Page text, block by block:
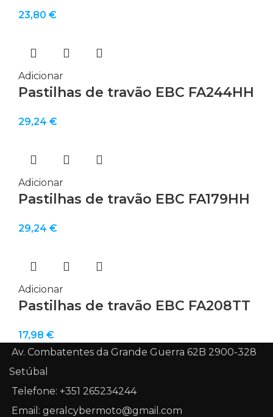
23,80 €
Adicionar
Pastilhas de travão EBC FA244HH
29,24 €
Adicionar
Pastilhas de travão EBC FA179HH
29,24 €
Adicionar
Pastilhas de travão EBC FA208TT
17,98 €
Av. Combatentes da Grande Guerra 62B 2900-328
Setúbal
Telefone: +351 265234244
Email: geralcybermoto@gmail.com